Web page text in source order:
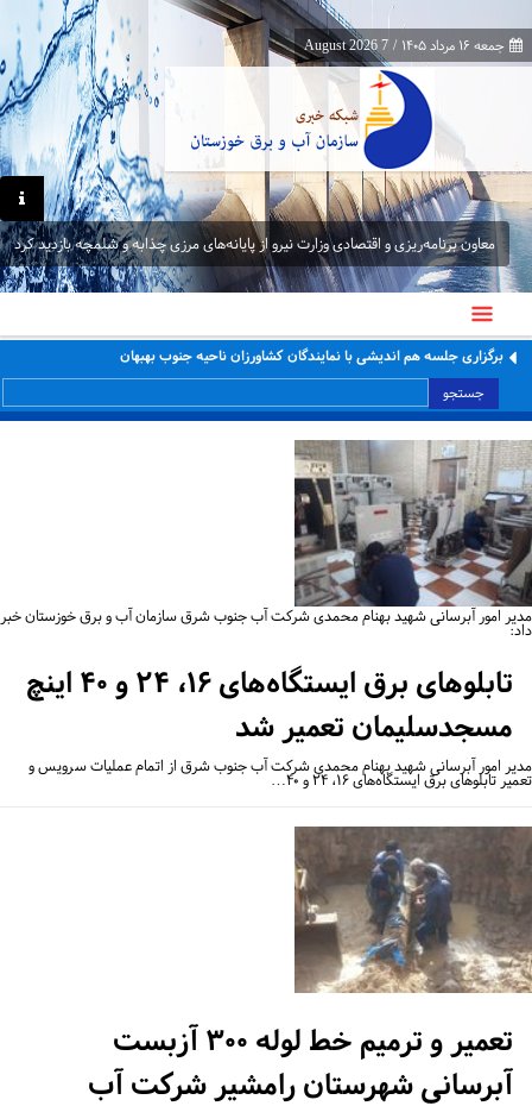
جمعه ۱۶ مرداد ۱۴۰۵ /
7 August 2026
معاون برنامه‌ریزی و اقتصادی وزارت نیرو از پایانه‌های مرزی چذابه و شلمچه بازدید کرد
برگزاری جلسه هم اندیشی با نمایندگان کشاورزان ناحیه جنوب بهبهان
جستجو
امور آبرسانی شهید بهنام محمدی شرکت آب جنوب شرق سازمان آب و برق خوزستان خبر
تابلوهای برق ایستگاه‌های ۱۶، ۲۴ و ۴۰ اینچ
مسجدسلیمان تعمیر شد
امور آبرسانی شهید بهنام محمدی شرکت آب جنوب شرق از اتمام عملیات سرویس و
تابلوهای برق ایستگاه‌های ۱۶، ۲۴ و ۴۰…
تعمیر و ترمیم خط لوله ۳۰۰ آزبست
آبرسانی شهرستان رامشیر شرکت آب